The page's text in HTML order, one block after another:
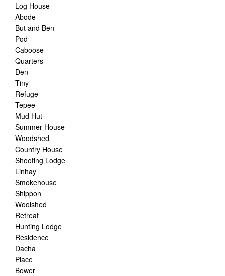
Log House
Abode
But and Ben
Pod
Caboose
Quarters
Den
Tiny
Refuge
Tepee
Mud Hut
Summer House
Woodshed
Country House
Shooting Lodge
Linhay
Smokehouse
Shippon
Woolshed
Retreat
Hunting Lodge
Residence
Dacha
Place
Bower